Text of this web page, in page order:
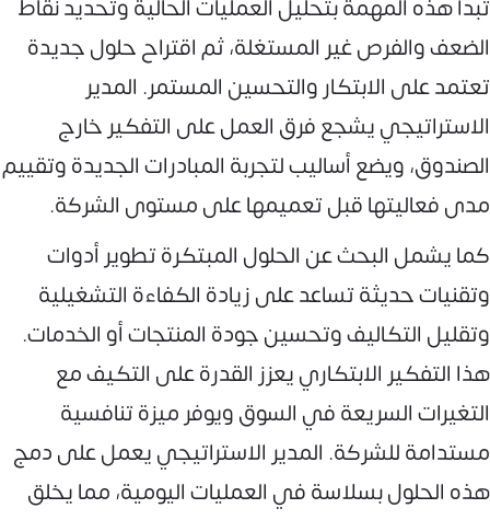
تبدأ هذه المهمة بتحليل العمليات الحالية وتحديد نقاط
الضعف والفرص غير المستغلة، ثم اقتراح حلول جديدة
تعتمد على الابتكار والتحسين المستمر. المدير
الاستراتيجي يشجع فرق العمل على التفكير خارج
الصندوق، ويضع أساليب لتجربة المبادرات الجديدة وتقييم
مدى فعاليتها قبل تعميمها على مستوى الشركة.
كما يشمل البحث عن الحلول المبتكرة تطوير أدوات
وتقنيات حديثة تساعد على زيادة الكفاءة التشغيلية
وتقليل التكاليف وتحسين جودة المنتجات أو الخدمات.
هذا التفكير الابتكاري يعزز القدرة على التكيف مع
التغيرات السريعة في السوق ويوفر ميزة تنافسية
مستدامة للشركة. المدير الاستراتيجي يعمل على دمج
هذه الحلول بسلاسة في العمليات اليومية، مما يخلق